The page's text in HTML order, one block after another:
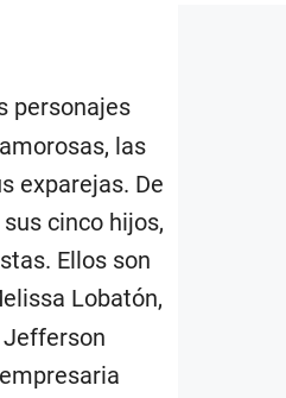
personajes
las
exparejas. De
cinco hijos,
Ellos son
Lobatón,
Jefferson